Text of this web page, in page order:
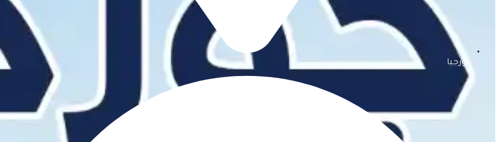
جورجيا